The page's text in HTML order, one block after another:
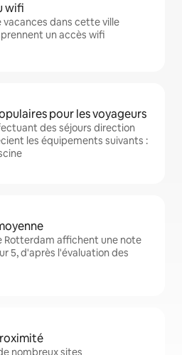
wifi
vacances dans cette ville
un accès wifi
pour les voyageurs
des séjours direction
les équipements suivants :
Rotterdam affichent une note
5, d'après l'évaluation des
nombreux sites